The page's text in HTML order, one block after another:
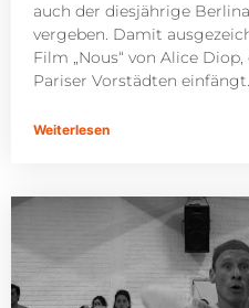
auch der diesjährige
vergeben. Damit
Film „Nous“ von Alice
Pariser Vorstädten einfängt.
Weiterlesen